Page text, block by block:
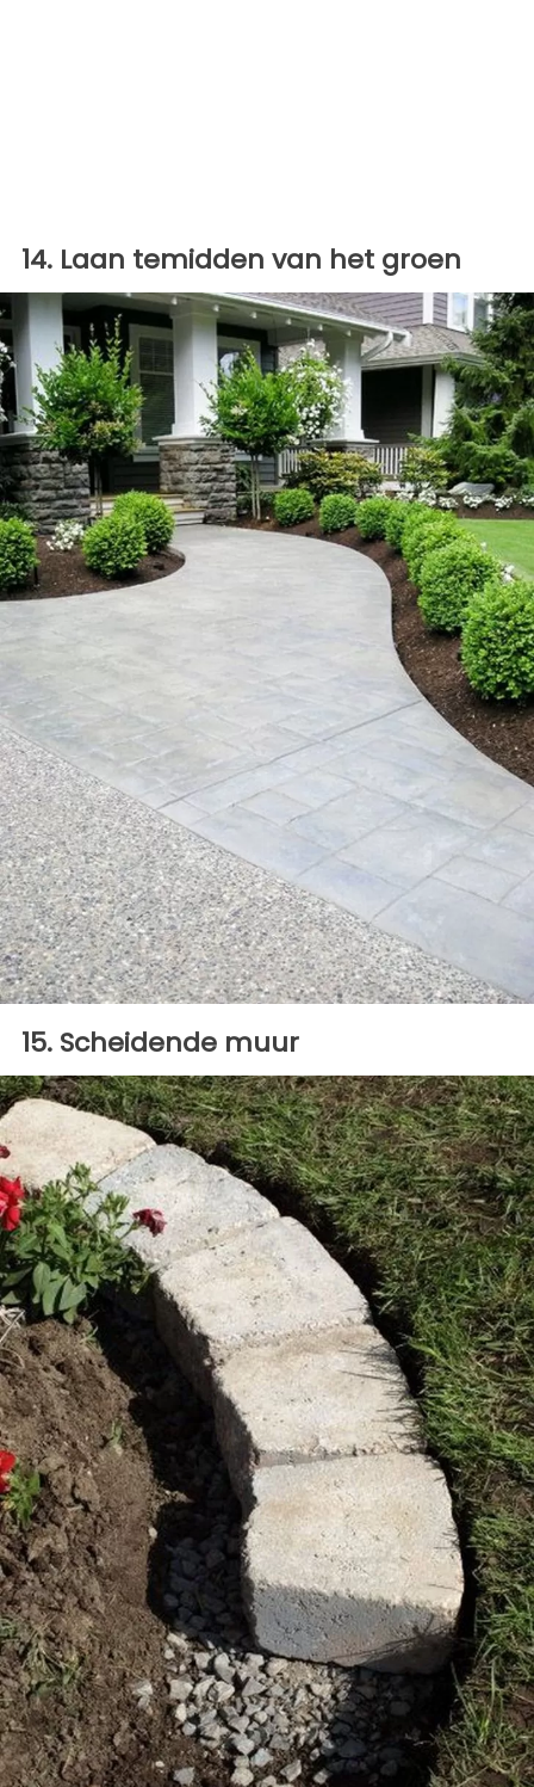
14. Laan temidden van het groen
15. Scheidende muur